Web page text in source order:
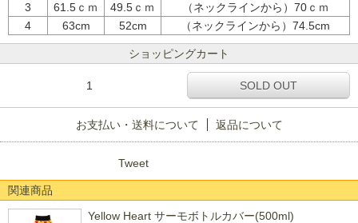
3
61.5ｃｍ 49.5ｃｍ
（ネックラインから）70ｃｍ
4
63cm 52cm （ネックラインから）74.5cm
ショッピングカート
1 SOLD OUT
お支払い・送料について 返品について
Tweet
関連商品
Yellow Heart サーモボトルカバー(500ml)